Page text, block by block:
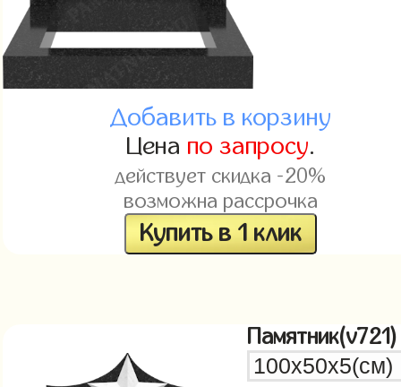
Добавить в корзину
Цена по запросу.
действует скидка -20%
возможна рассрочка
Купить в 1 клик
Памятник(v721)